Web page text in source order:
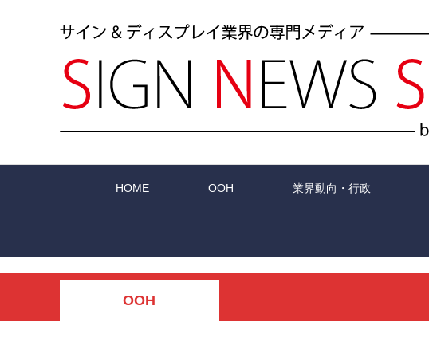
HOME OOH 業界動向・行政
OOH